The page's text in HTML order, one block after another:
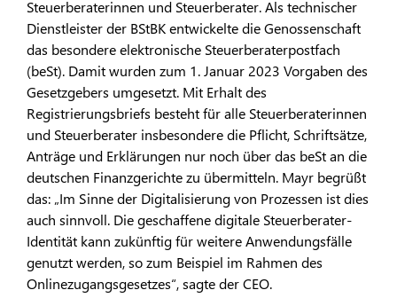
Steuerberaterinnen und Steuerberater. Als technischer
Dienstleister der BStBK entwickelte die Genossenschaft
das besondere elektronische Steuerberaterpostfach
(beSt). Damit wurden zum 1. Januar 2023 Vorgaben des
Gesetzgebers umgesetzt. Mit Erhalt des
Registrierungsbriefs besteht für alle Steuerberaterinnen
und Steuerberater insbesondere die Pflicht, Schriftsätze,
Anträge und Erklärungen nur noch über das beSt an die
deutschen Finanzgerichte zu übermitteln. Mayr begrüßt
das: „Im Sinne der Digitalisierung von Prozessen ist dies
auch sinnvoll. Die geschaffene digitale Steuerberater-
Identität kann zukünftig für weitere Anwendungsfälle
genutzt werden, so zum Beispiel im Rahmen des
Onlinezugangsgesetzes“, sagte der CEO.